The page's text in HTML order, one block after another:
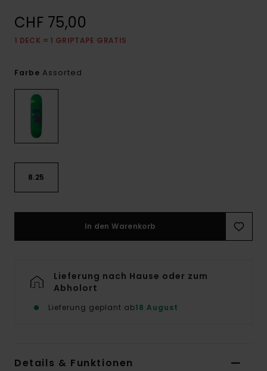
CHF 75,00
1 DECK = 1 GRIPTAPE GRATIS
Farbe Assorted
8.25
In den Warenkorb
Lieferung nach Hause oder zum
Abholort
Lieferung geplant ab18 August
Details & Funktionen